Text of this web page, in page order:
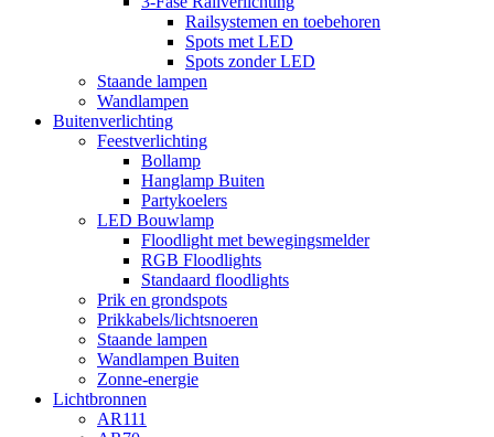
Railsystemen en toebehoren
Spots met LED
Spots zonder LED
Staande lampen
Wandlampen
Buitenverlichting
Feestverlichting
Bollamp
Hanglamp Buiten
Partykoelers
LED Bouwlamp
Floodlight met bewegingsmelder
RGB Floodlights
Standaard floodlights
Prik en grondspots
Prikkabels/lichtsnoeren
Staande lampen
Wandlampen Buiten
Zonne-energie
Lichtbronnen
AR111